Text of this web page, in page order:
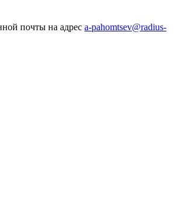
почты на адрес a-pahomtsev@radius-